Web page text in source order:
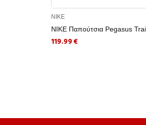
NIKE
NIKE Παπούτσια Pegasus
119.99 €